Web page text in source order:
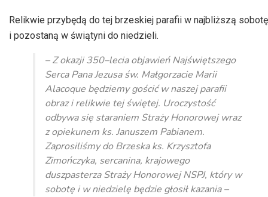
Relikwie przybędą do tej brzeskiej parafii w najbliższą sobotę
i pozostaną w świątyni do niedzieli.
– Z okazji 350–lecia objawień Najświętszego
Serca Pana Jezusa św. Małgorzacie Marii
Alacoque będziemy gościć w naszej parafii
obraz i relikwie tej świętej. Uroczystość
odbywa się staraniem Straży Honorowej wraz
z opiekunem ks. Januszem Pabianem.
Zaprosiliśmy do Brzeska ks. Krzysztofa
Zimończyka, sercanina, krajowego
duszpasterza Straży Honorowej NSPJ, który w
sobotę i w niedzielę będzie głosił kazania –